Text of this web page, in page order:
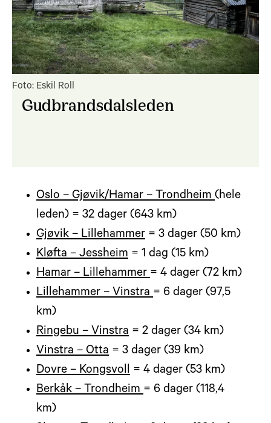
Foto: Eskil Roll
Gudbrandsdalsleden
Oslo – Gjøvik/Hamar ­– Trondheim(hele
leden) = 32 dager (643 km)
Gjøvik – Lillehammer = 3 dager (50 km)
Kløfta – Jessheim = 1 dag (15 km)
Hamar – Lillehammer= 4 dager (72 km)
Lillehammer – Vinstra= 6 dager (97,5
km)
Ringebu – Vinstra = 2 dager (34 km)
Vinstra – Otta = 3 dager (39 km)
Dovre – Kongsvoll = 4 dager (53 km)
Berkåk ­– Trondheim= 6 dager (118,4
km)